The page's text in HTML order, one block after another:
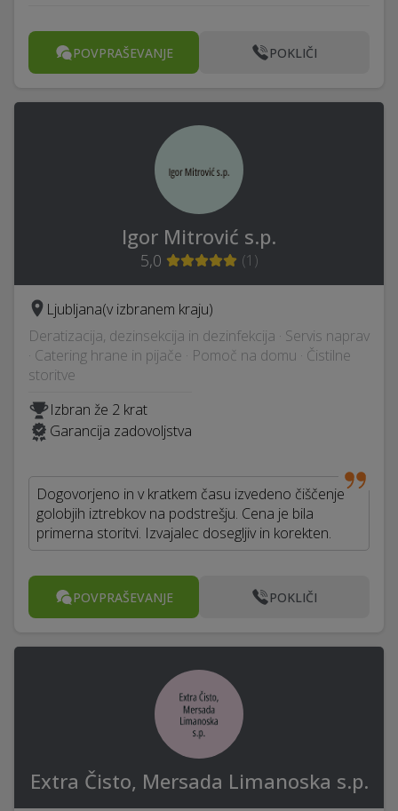
POVPRAŠEVANJE POKLIČI
Igor Mitrović s.p.
5,0 (1 )
Ljubljana(v izbranem kraju)
Deratizacija, dezinsekcija in dezinfekcija · Servis naprav
· Catering hrane in pijače · Pomoč na domu · Čistilne
storitve
Izbran že 2 krat
Garancija zadovoljstva
Dogovorjeno in v kratkem času izvedeno čiščenje
golobjih iztrebkov na podstrešju. Cena je bila
primerna storitvi. Izvajalec dosegljiv in korekten.
POVPRAŠEVANJE POKLIČI
Extra Čisto, Mersada Limanoska s.p.